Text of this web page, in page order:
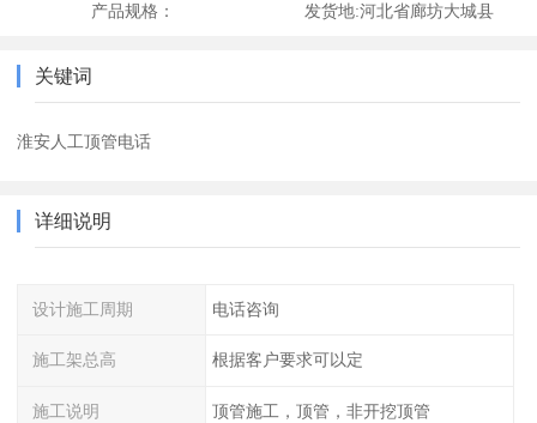
产品规格： 发货地:河北省廊坊大城县
关键词
淮安人工顶管电话
详细说明
设计施工周期 电话咨询
施工架总高 根据客户要求可以定
施工说明 顶管施工，顶管，非开挖顶管